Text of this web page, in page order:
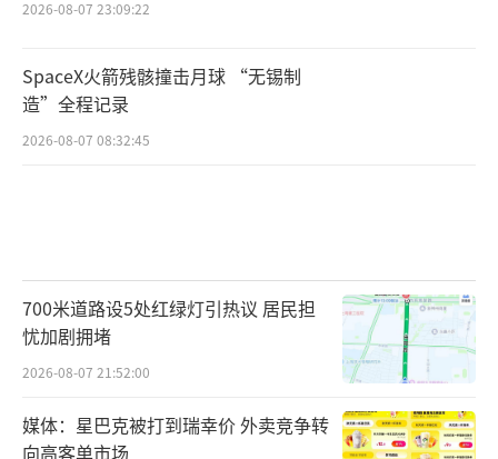
2026-08-07 23:09:22
SpaceX火箭残骸撞击月球 “无锡制
造”全程记录
2026-08-07 08:32:45
700米道路设5处红绿灯引热议 居民担
忧加剧拥堵
2026-08-07 21:52:00
媒体：星巴克被打到瑞幸价 外卖竞争转
向高客单市场